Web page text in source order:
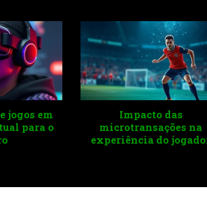
do mercado
no cenário
65h.com e
contribuição
comunidade